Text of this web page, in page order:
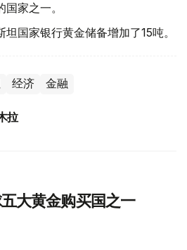
家之一。
国家银行黄金储备增加了15吨。
经济 金融
拉
大黄金购买国之一